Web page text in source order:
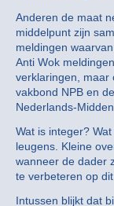
Anderen de maat
middelpunt zijn
meldingen
Anti Wok
verklaringen, maar
vakbond NPB en
Nederlands-Midden.
Wat is integer?
leugens. Kleine
wanneer de dader
te verbeteren op
Intussen blijkt dat